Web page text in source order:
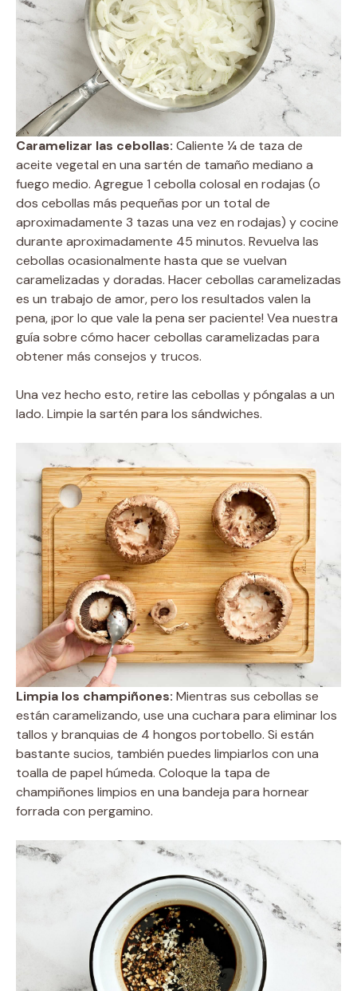
Caramelizar las cebollas: Caliente ¼ de taza de
aceite vegetal en una sartén de tamaño mediano a
fuego medio. Agregue 1 cebolla colosal en rodajas (o
dos cebollas más pequeñas por un total de
aproximadamente 3 tazas una vez en rodajas) y cocine
durante aproximadamente 45 minutos. Revuelva las
cebollas ocasionalmente hasta que se vuelvan
caramelizadas y doradas. Hacer cebollas caramelizadas
es un trabajo de amor, pero los resultados valen la
pena, ¡por lo que vale la pena ser paciente! Vea nuestra
guía sobre cómo hacer cebollas caramelizadas para
obtener más consejos y trucos.
Una vez hecho esto, retire las cebollas y póngalas a un
lado. Limpie la sartén para los sándwiches.
Limpia los champiñones: Mientras sus cebollas se
están caramelizando, use una cuchara para eliminar los
tallos y branquias de 4 hongos portobello. Si están
bastante sucios, también puedes limpiarlos con una
toalla de papel húmeda. Coloque la tapa de
champiñones limpios en una bandeja para hornear
forrada con pergamino.